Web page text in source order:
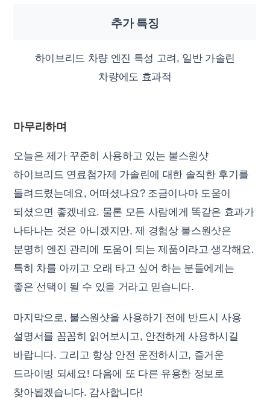
추가 특징
하이브리드 차량 엔진 특성 고려, 일반 가솔린
차량에도 효과적
마무리하며
오늘은 제가 꾸준히 사용하고 있는 불스원샷
하이브리드 연료첨가제 가솔린에 대한 솔직한 후기를
들려드렸는데요, 어떠셨나요? 조금이나마 도움이
되셨으면 좋겠네요. 물론 모든 사람에게 똑같은 효과가
나타나는 것은 아니겠지만, 제 경험상 불스원샷은
분명히 엔진 관리에 도움이 되는 제품이라고 생각해요.
특히 차를 아끼고 오래 타고 싶어 하는 분들에게는
좋은 선택이 될 수 있을 거라고 믿습니다.
마지막으로, 불스원샷을 사용하기 전에 반드시 사용
설명서를 꼼꼼히 읽어보시고, 안전하게 사용하시길
바랍니다. 그리고 항상 안전 운전하시고, 즐거운
드라이빙 되세요! 다음에 또 다른 유용한 정보로
찾아뵙겠습니다. 감사합니다!